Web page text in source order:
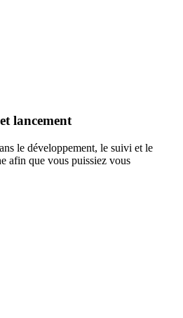
lancement
le développement, le suivi et le
afin que vous puissiez vous